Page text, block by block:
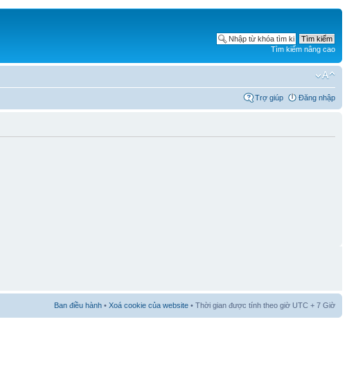
Tìm kiếm nâng cao
Trợ giúp Đăng nhập
Ban điều hành • Xoá cookie của website • Thời gian được tính theo giờ UTC + 7 Giờ